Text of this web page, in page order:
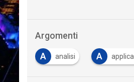
Argomenti
analisi A applicazione C